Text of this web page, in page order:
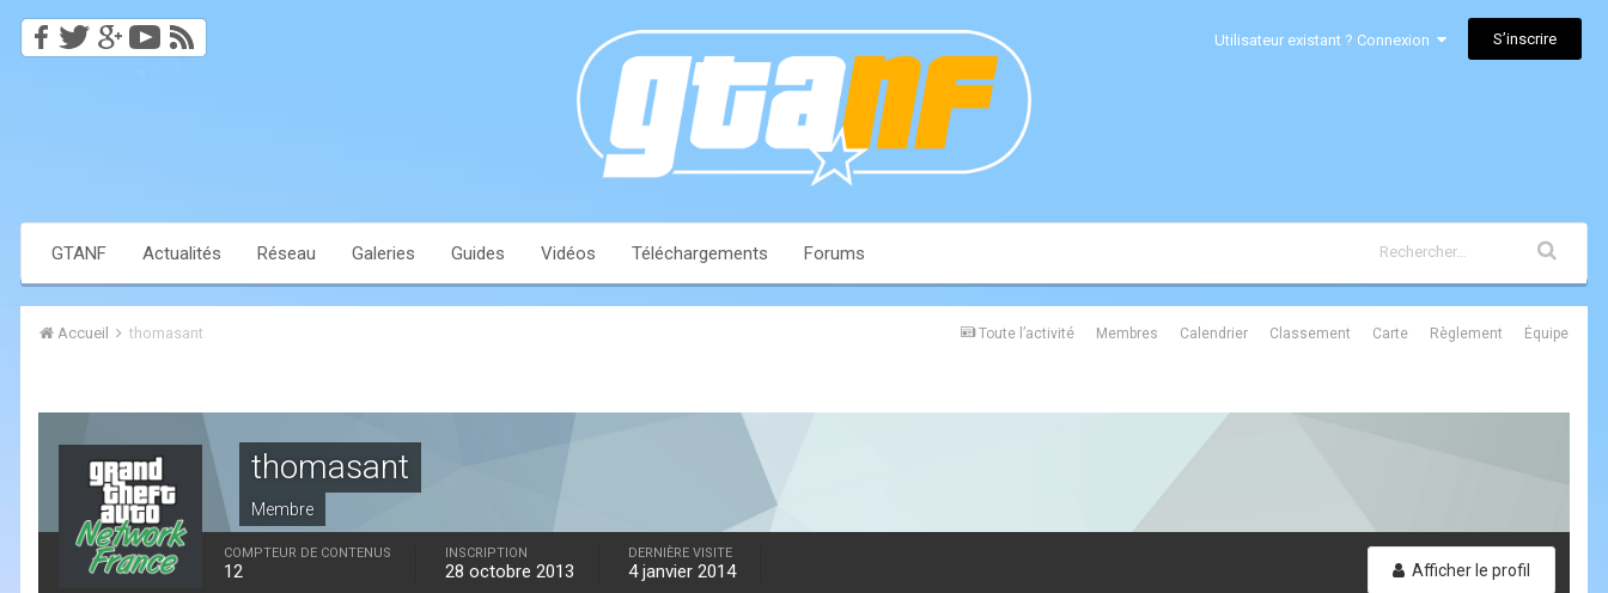
Utilisateur existant ? Connexion S’inscrire
GTANF Actualités Réseau Galeries Guides Vidéos Téléchargements Forums
Toute l’activité Membres Calendrier Classement Carte Règlement Équipe
Accueil thomasant
thomasant
Membre
Afficher le profil
COMPTEUR DE CONTENUS
12
INSCRIPTION
28 octobre 2013
DERNIÈRE VISITE
4 janvier 2014